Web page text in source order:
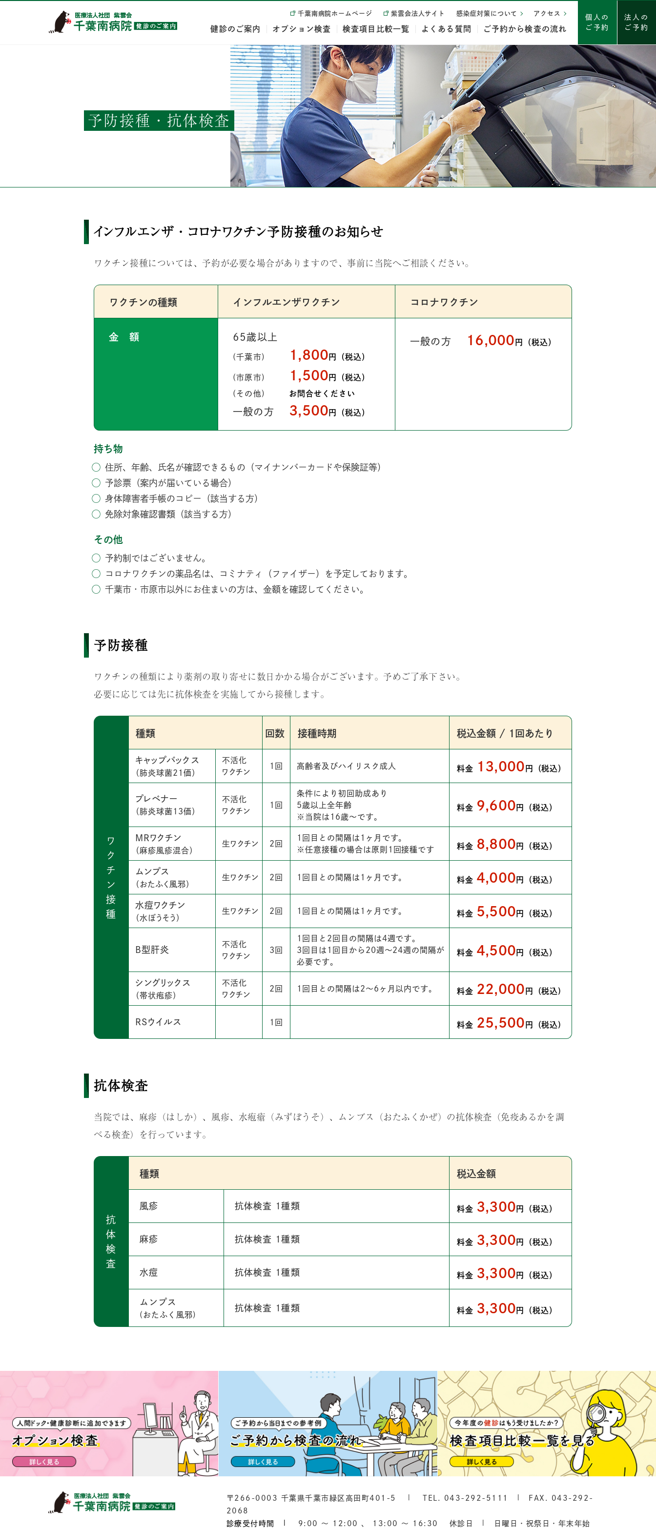
個人の
ご予約
法人の
ご予約
千葉南病院ホームページ 紫雲会法人サイト 感染症対策について アクセス
健診のご案内 オプション検査 検査項目比較一覧 よくある質問 ご予約から検査の流れ
予防接種・抗体検査
インフルエンザ・コロナワクチン予防接種のお知らせ
ワクチン接種については、予約が必要な場合がありますので、事前に当院へご相談ください。
ワクチンの種類 インフルエンザワクチン コロナワクチン
金 額 65歳以上
(千葉市) 1,800 円（税込）
(市原市) 1,500 円（税込）
(その他) お問合せください
一般の方 3,500 円（税込）
一般の方 16,000 円（税込）
持ち物
住所、年齢、氏名が確認できるもの（マイナンバーカードや保険証等）
予診票（案内が届いている場合）
身体障害者手帳のコピー（該当する方）
免除対象確認書類（該当する方）
その他
予約制ではございません。
コロナワクチンの薬品名は、コミナティ（ファイザー）を予定しております。
千葉市・市原市以外にお住まいの方は、金額を確認してください。
予防接種
ワクチンの種類により薬剤の取り寄せに数日かかる場合がございます。予めご了承下さい。
必要に応じては先に抗体検査を実施してから接種します。
ワ
ク
チ
ン
接
種
種類 回数 接種時期 税込金額 / 1回あたり
キャップバックス
（肺炎球菌21価）
不活化
ワクチン
1回 高齢者及びハイリスク成人 料金 13,000 円（税込）
プレベナー
（肺炎球菌13価）
不活化
ワクチン
1回
条件により初回助成あり
5歳以上全年齢
※当院は16歳〜です。
料金 9,600 円（税込）
MRワクチン
（麻疹風疹混合）
生ワクチン 2回
1回目との間隔は1ヶ月です。
※任意接種の場合は原則1回接種です
料金 8,800 円（税込）
ムンプス
（おたふく風邪）
生ワクチン 2回 1回目との間隔は1ヶ月です。 料金 4,000 円（税込）
水痘ワクチン
（水ぼうそう）
生ワクチン 2回 1回目との間隔は1ヶ月です。 料金 5,500 円（税込）
B型肝炎
不活化
ワクチン
3回
1回目と2回目の間隔は4週です。
3回目は1回目から20週〜24週の間隔が
必要です。
料金 4,500 円（税込）
シングリックス
（帯状疱疹）
不活化
ワクチン
2回 1回目との間隔は2〜6ヶ月以内です。 料金 22,000 円（税込)
RSウイルス 1回 料金 25,500 円（税込)
抗体検査
当院では、麻疹（はしか）、風疹、水疱瘡（みずぼうそ）、ムンブス（おたふくかぜ）の抗体検査（免疫あるかを調
べる検査）を行っています。
抗
体
検
査
種類 税込金額
風疹 抗体検査 1種類 料金 3,300 円（税込）
麻疹 抗体検査 1種類 料金 3,300 円（税込）
水痘 抗体検査 1種類 料金 3,300 円（税込）
ムンプス
(おたふく風邪)
抗体検査 1種類 料金 3,300 円（税込）
〒266-0003 千葉県千葉市緑区高田町401-5 TEL. 043-292-5111
FAX. 043-292-
2068
診療受付時間
9:00 〜 12:00 、 13:00 〜 16:30 休診日 日曜日・祝祭日・年末年始